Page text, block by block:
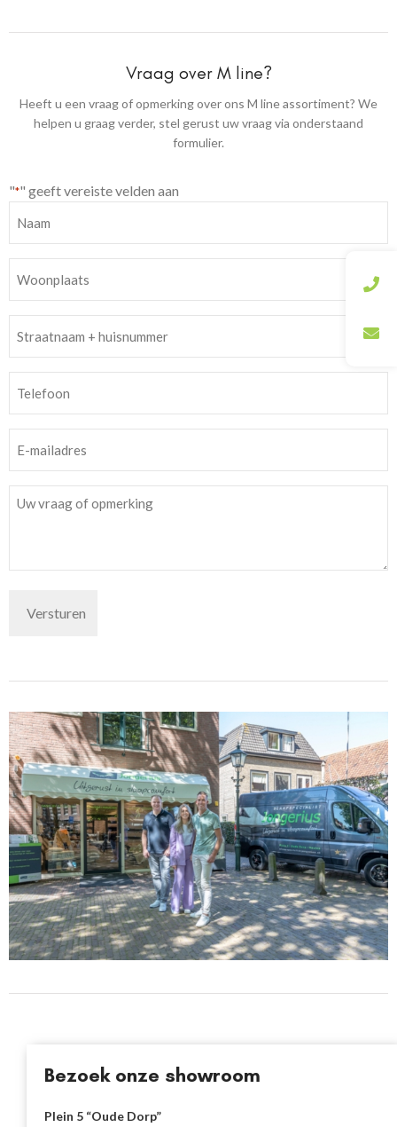
Vraag over M line?
Heeft u een vraag of opmerking over ons M line assortiment? We
helpen u graag verder, stel gerust uw vraag via onderstaand
formulier.
"*" geeft vereiste velden aan
huisnummer
mailadres
*
Bericht
Bezoek onze showroom
Plein 5 “Oude Dorp”